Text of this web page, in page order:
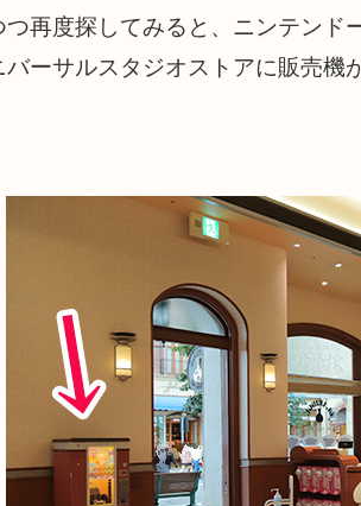
つ再度探してみると、ニンテンド
バーサルスタジオストアに販売機